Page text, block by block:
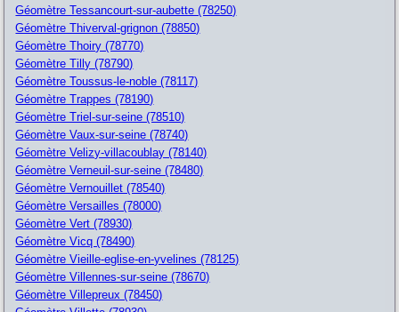
Géomètre Tessancourt-sur-aubette (78250)
Géomètre Thiverval-grignon (78850)
Géomètre Thoiry (78770)
Géomètre Tilly (78790)
Géomètre Toussus-le-noble (78117)
Géomètre Trappes (78190)
Géomètre Triel-sur-seine (78510)
Géomètre Vaux-sur-seine (78740)
Géomètre Velizy-villacoublay (78140)
Géomètre Verneuil-sur-seine (78480)
Géomètre Vernouillet (78540)
Géomètre Versailles (78000)
Géomètre Vert (78930)
Géomètre Vicq (78490)
Géomètre Vieille-eglise-en-yvelines (78125)
Géomètre Villennes-sur-seine (78670)
Géomètre Villepreux (78450)